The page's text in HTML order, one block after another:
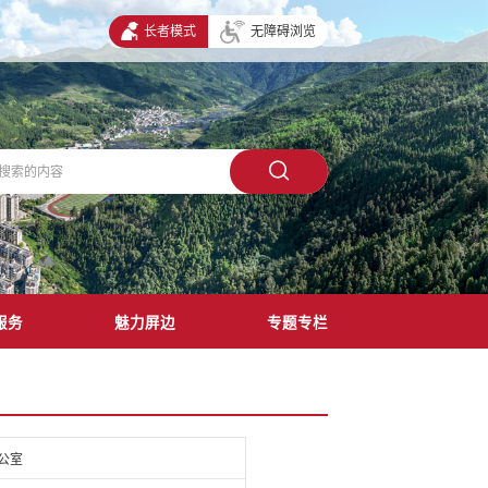
长者模式 无障碍浏览
务 魅力屏边 专题专栏
室